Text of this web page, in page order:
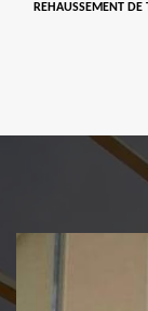
REHAUSSEMENT DE